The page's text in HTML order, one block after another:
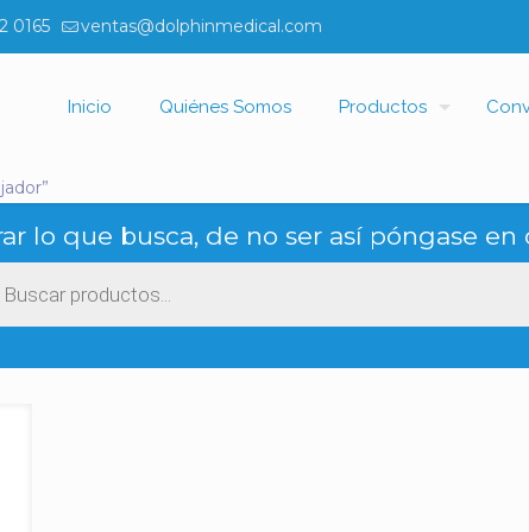
0165 ventas@dolphinmedical.com
Inicio Quiénes Somos Productos
lo que busca, de no ser así póngase en